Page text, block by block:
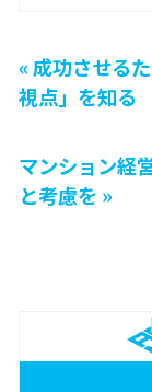
« 成功させる
視点」を知る
マンション経
と考慮を »